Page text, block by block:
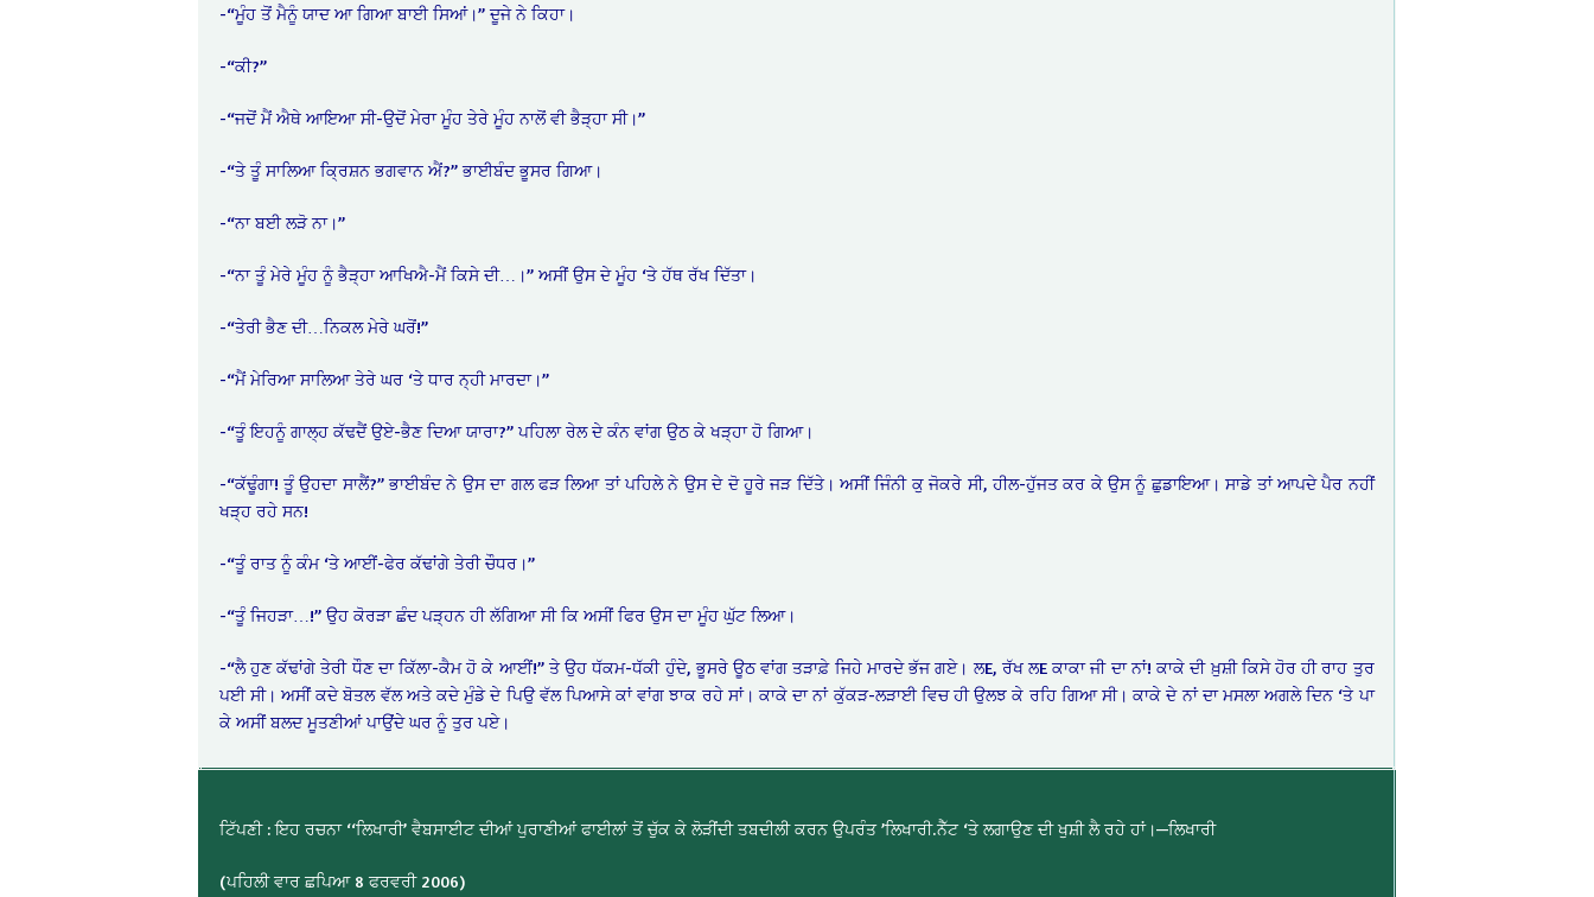
-“ਮੂੰਹ ਤੋਂ ਮੈਨੂੰ ਯਾਦ ਆ ਗਿਆ ਬਾਈ ਸਿਆਂ।” ਦੂਜੇ ਨੇ ਕਿਹਾ।
-“ਕੀ?”
-“ਜਦੋਂ ਮੈਂ ਐਥੇ ਆਇਆ ਸੀ-ਉਦੋਂ ਮੇਰਾ ਮੂੰਹ ਤੇਰੇ ਮੂੰਹ ਨਾਲੋਂ ਵੀ ਭੈੜ੍ਹਾ ਸੀ।”
-“ਤੇ ਤੂੰ ਸਾਲਿਆ ਕ੍ਰਿਸ਼ਨ ਭਗਵਾਨ ਐਂ?” ਭਾਈਬੰਦ ਭੂਸਰ ਗਿਆ।
-“ਨਾ ਬਈ ਲੜੋ ਨਾ।”
-“ਨਾ ਤੂੰ ਮੇਰੇ ਮੂੰਹ ਨੂੰ ਭੈੜ੍ਹਾ ਆਖਿਐ-ਮੈਂ ਕਿਸੇ ਦੀ…।” ਅਸੀਂ ਉਸ ਦੇ ਮੂੰਹ ‘ਤੇ ਹੱਥ ਰੱਖ ਦਿੱਤਾ।
-“ਤੇਰੀ ਭੈਣ ਦੀ…ਨਿਕਲ ਮੇਰੇ ਘਰੋਂ!”
-“ਮੈਂ ਮੇਰਿਆ ਸਾਲਿਆ ਤੇਰੇ ਘਰ ‘ਤੇ ਧਾਰ ਨ੍ਹੀ ਮਾਰਦਾ।”
-“ਤੂੰ ਇਹਨੂੰ ਗਾਲ੍ਹ ਕੱਢਦੈਂ ਉਏ-ਭੈਣ ਦਿਆ ਯਾਰਾ?” ਪਹਿਲਾ ਰੇਲ ਦੇ ਕੰਨ ਵਾਂਗ ਉਠ ਕੇ ਖੜ੍ਹਾ ਹੋ ਗਿਆ।
-“ਕੱਢੂੰਗਾ! ਤੂੰ ਉਹਦਾ ਸਾਲੈਂ?” ਭਾਈਬੰਦ ਨੇ ਉਸ ਦਾ ਗਲ ਫੜ ਲਿਆ ਤਾਂ ਪਹਿਲੇ ਨੇ ਉਸ ਦੇ ਦੋ ਹੂਰੇ ਜੜ ਦਿੱਤੇ। ਅਸੀਂ ਜਿੰਨੀ ਕੁ ਜੋਕਰੇ ਸੀ, ਹੀਲ-ਹੁੱਜਤ ਕਰ ਕੇ ਉਸ ਨੂੰ ਛੁਡਾਇਆ। ਸਾਡੇ ਤਾਂ ਆਪਦੇ ਪੈਰ ਨਹੀਂ
ਖੜ੍ਹ ਰਹੇ ਸਨ!
-“ਤੂੰ ਰਾਤ ਨੂੰ ਕੰਮ ‘ਤੇ ਆਈਂ-ਫੇਰ ਕੱਢਾਂਗੇ ਤੇਰੀ ਚੌਧਰ।”
-“ਤੂੰ ਜਿਹੜਾ…!” ਉਹ ਕੋਰੜਾ ਛੰਦ ਪੜ੍ਹਨ ਹੀ ਲੱਗਿਆ ਸੀ ਕਿ ਅਸੀਂ ਫਿਰ ਉਸ ਦਾ ਮੂੰਹ ਘੁੱਟ ਲਿਆ।
-“ਲੈ ਹੁਣ ਕੱਢਾਂਗੇ ਤੇਰੀ ਧੌਣ ਦਾ ਕਿੱਲਾ-ਕੈਮ ਹੋ ਕੇ ਆਈਂ!” ਤੇ ਉਹ ਧੱਕਮ-ਧੱਕੀ ਹੁੰਦੇ, ਭੂਸਰੇ ਊਠ ਵਾਂਗ ਤੜਾਫ਼ੇ ਜਿਹੇ ਮਾਰਦੇ ਭੱਜ ਗਏ। ਲE, ਰੱਖ ਲE ਕਾਕਾ ਜੀ ਦਾ ਨਾਂ! ਕਾਕੇ ਦੀ ਖ਼ੁਸ਼ੀ ਕਿਸੇ ਹੋਰ ਹੀ ਰਾਹ ਤੁਰ
ਪਈ ਸੀ। ਅਸੀਂ ਕਦੇ ਬੋਤਲ ਵੱਲ ਅਤੇ ਕਦੇ ਮੁੰਡੇ ਦੇ ਪਿਉ ਵੱਲ ਪਿਆਸੇ ਕਾਂ ਵਾਂਗ ਝਾਕ ਰਹੇ ਸਾਂ। ਕਾਕੇ ਦਾ ਨਾਂ ਕੁੱਕੜ-ਲੜਾਈ ਵਿਚ ਹੀ ਉਲਝ ਕੇ ਰਹਿ ਗਿਆ ਸੀ। ਕਾਕੇ ਦੇ ਨਾਂ ਦਾ ਮਸਲਾ ਅਗਲੇ ਦਿਨ ‘ਤੇ ਪਾ
ਕੇ ਅਸੀਂ ਬਲਦ ਮੂਤਣੀਆਂ ਪਾਉਂਦੇ ਘਰ ਨੂੰ ਤੁਰ ਪਏ।
ਟਿੱਪਣੀ : ਇਹ ਰਚਨਾ ‘‘ਲਿਖਾਰੀ’ ਵੈਬਸਾਈਟ ਦੀਆਂ ਪੁਰਾਣੀਆਂ ਫਾਈਲਾਂ ਤੋਂ ਚੁੱਕ ਕੇ ਲੋੜੀਂਦੀ ਤਬਦੀਲੀ ਕਰਨ ਉਪਰੰਤ ’ਲਿਖਾਰੀ.ਨੈੱਟ ‘ਤੇ ਲਗਾਉਣ ਦੀ ਖੁਸ਼ੀ ਲੈ ਰਹੇ ਹਾਂ।—ਲਿਖਾਰੀ
(ਪਹਿਲੀ ਵਾਰ ਛਪਿਆ 8 ਫਰਵਰੀ 2006)